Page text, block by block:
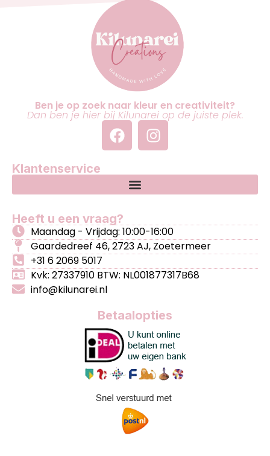
Ben je op zoek naar kleur en creativiteit?
Dan ben je hier bij Kilunarei op de juiste plek.
Klantenservice
Heeft u een vraag?
Maandag - Vrijdag: 10:00-16:00
Gaardedreef 46, 2723 AJ, Zoetermeer
+31 6 2069 5017
Kvk: 27337910 BTW: NL001877317B68
info@kilunarei.nl
Betaalopties